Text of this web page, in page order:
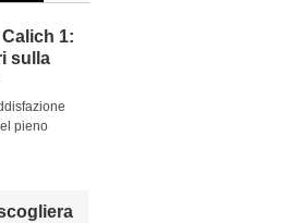
1:
sulla
pieno